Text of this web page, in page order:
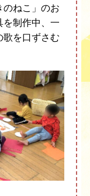
ねこ」のお
制作中、一
歌を口ずさむ